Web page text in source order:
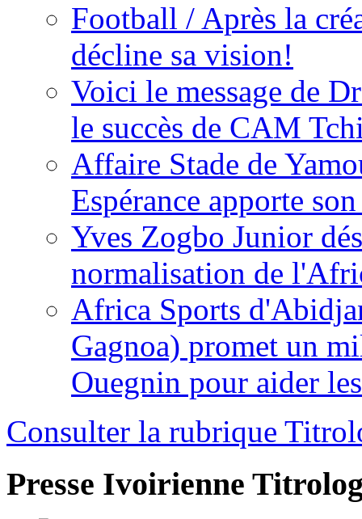
Football / Après la
décline sa vision!
Voici le message de
le succès de CAM
Affaire Stade de
Espérance apporte
Yves Zogbo Junior
normalisation de
Africa Sports
Gagnoa) promet un
Ouegnin pour aider
Consulter la rubrique
Presse Ivoirienne